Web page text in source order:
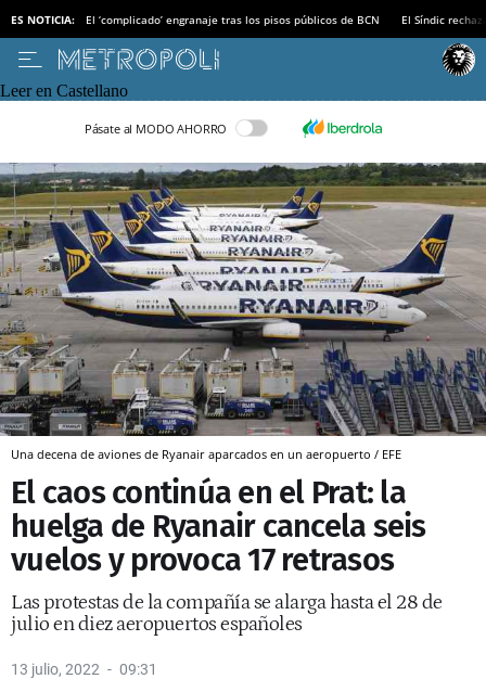
ES NOTICIA: El ‘complicado’ engranaje tras los pisos públicos de BCN El Síndic
Leer en Castellano
Pásate al MODO AHORRO
Una decena de aviones de Ryanair aparcados en un aeropuerto / EFE
El caos continúa en el Prat: la
huelga de Ryanair cancela seis
vuelos y provoca 17 retrasos
Las protestas de la compañía se alarga hasta el 28 de
julio en diez aeropuertos españoles
13 julio, 2022 09:31